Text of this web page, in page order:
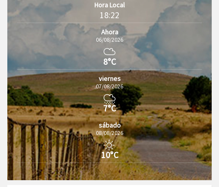
Hora Local
18:22
Ahora
06/08/2026
8°C
viernes
07/08/2026
7°C
sábado
08/08/2026
10°C